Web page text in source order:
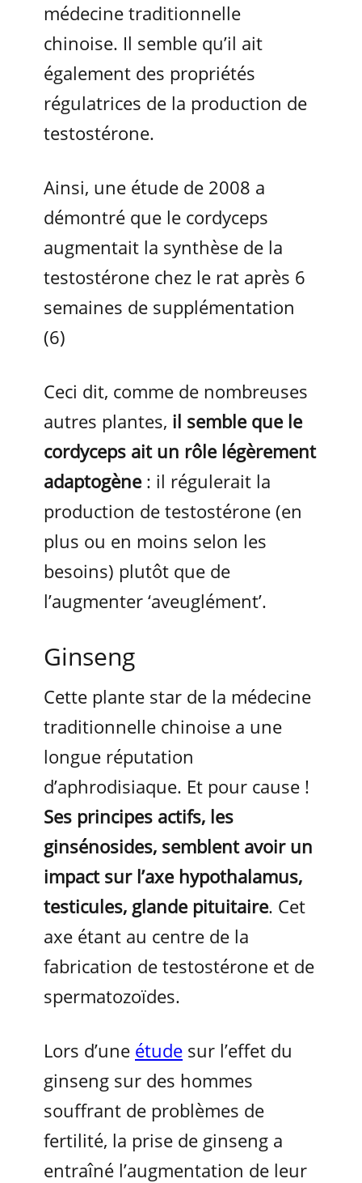
médecine traditionnelle
chinoise. Il semble qu’il ait
également des propriétés
régulatrices de la production de
testostérone.
Ainsi, une étude de 2008 a
démontré que le cordyceps
augmentait la synthèse de la
testostérone chez le rat après 6
semaines de supplémentation
(6)
Ceci dit, comme de nombreuses
autres plantes, il semble que le
cordyceps ait un rôle légèrement
adaptogène : il régulerait la
production de testostérone (en
plus ou en moins selon les
besoins) plutôt que de
l’augmenter ‘aveuglément’.
Ginseng
Cette plante star de la médecine
traditionnelle chinoise a une
longue réputation
d’aphrodisiaque. Et pour cause !
Ses principes actifs, les
ginsénosides, semblent avoir un
impact sur l’axe hypothalamus,
testicules, glande pituitaire. Cet
axe étant au centre de la
fabrication de testostérone et de
spermatozoïdes.
Lors d’une étude sur l’effet du
ginseng sur des hommes
souffrant de problèmes de
fertilité, la prise de ginseng a
entraîné l’augmentation de leur